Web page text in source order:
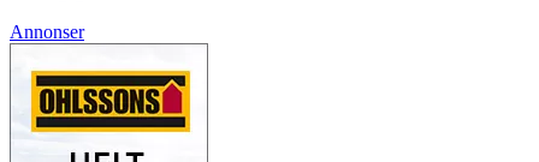
Annonser